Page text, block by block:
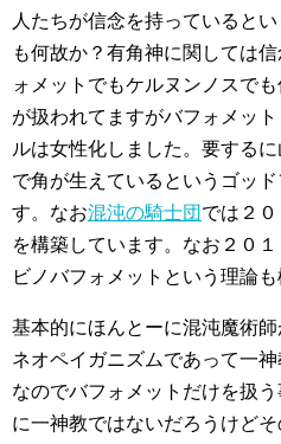
人たちが信念を持っていると
も何故か？有角神に関しては
ォメットでもケルヌンノスで
が扱われてますがバフォメッ
ルは女性化しました。要する
で角が生えているというゴッ
す。なお混沌の騎士団 では２
を構築しています。なお２０
ビノバフォメットという理論も
基本的にほんとーに混沌魔術
ネオペイガニズムであって一
なのでバフォメットだけを扱
に一神教ではないだろうけどそ